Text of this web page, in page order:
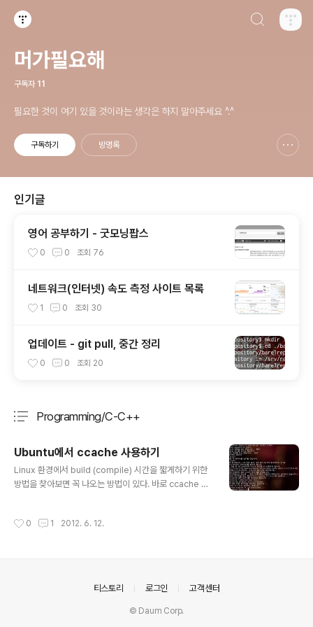
머가필요해
구독자 11
필요한 것이 여기 있을 것이라는 생각은 하지 말아주세요 ^.^
구독하기 방명록
인기글
영어 공부하기 - 굿모닝팝스
0 0 조회 76
네트워크(인터넷) 속도 측정 사이트 목록
1 0 조회 30
업데이트 - git pull, 중간 정리
0 0 조회 20
Programming/C-C++
Ubuntu에서 ccache 사용하기
Linux 환경에서 build (compile) 시간을 짧게하기 위한
방법을 찾아보면 꼭 나오는 방법이 있다. 바로 ccache 와
그 결과물을 저장하고 있다가, 다음 번 빌드를 할 때엔 정보
는 것이다. 1. 공식 사이트 - http://ccache.samba.org/
- License : GPL3 - 기본적으로 gcc 컴파일에 적용을
할 수 있으며, Cross-compiler (Tool-chain)에도 적용
0 1 2012. 6. 12.
티스토리 로그인 고객센터
© Daum Corp.